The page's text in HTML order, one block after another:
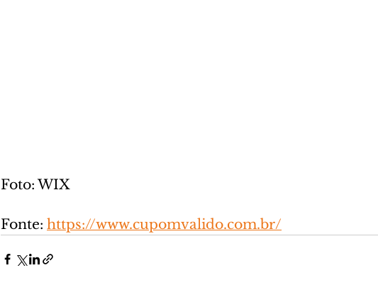
Foto: WIX
Fonte: https://www.cupomvalido.com.br/